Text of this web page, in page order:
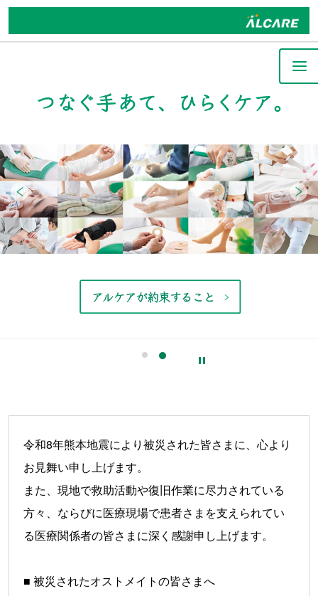
令和8年熊本地震により被災された皆さまに、心より
お見舞い申し上げます。
また、現地で救助活動や復旧作業に尽力されている
方々、ならびに医療現場で患者さまを支えられてい
る医療関係者の皆さまに深く感謝申し上げます。
■ 被災されたオストメイトの皆さまへ